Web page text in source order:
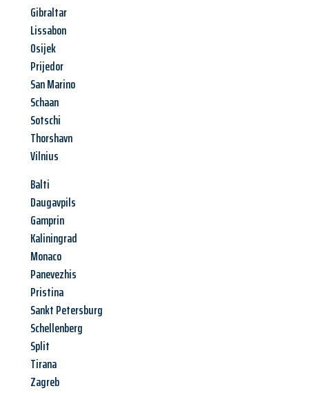
Gibraltar
Lissabon
Osijek
Prijedor
San Marino
Schaan
Sotschi
Thorshavn
Vilnius
Balti
Daugavpils
Gamprin
Kaliningrad
Monaco
Panevezhis
Pristina
Sankt Petersburg
Schellenberg
Split
Tirana
Zagreb